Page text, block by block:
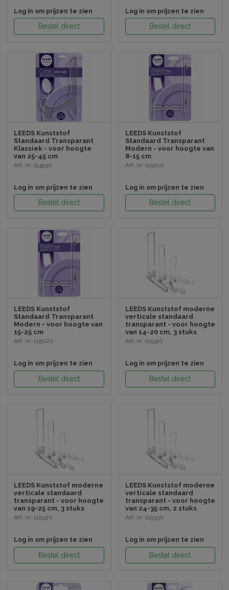
Log in om prijzen te zien
Bestel direct
Log in om prijzen te zien
Bestel direct
LEEDS Kunststof
Standaard Transparant
Klassiek - voor hoogte
van 25-45 cm
Art. nr: 114530
Log in om prijzen te zien
Bestel direct
LEEDS Kunststof
Standaard Transparant
Modern - voor hoogte van
8-15 cm
Art. nr: 115010
Log in om prijzen te zien
Bestel direct
LEEDS Kunststof
Standaard Transparant
Modern - voor hoogte van
15-25 cm
Art. nr: 115020
Log in om prijzen te zien
Bestel direct
LEEDS Kunststof moderne
verticale standaard
transparant - voor hoogte
van 14-20 cm, 3 stuks
Art. nr: 115310
Log in om prijzen te zien
Bestel direct
LEEDS Kunststof moderne
verticale standaard
transparant - voor hoogte
van 19-25 cm, 3 stuks
Art. nr: 115320
Log in om prijzen te zien
Bestel direct
LEEDS Kunststof moderne
verticale standaard
transparant - voor hoogte
van 24-35 cm, 2 stuks
Art. nr: 115330
Log in om prijzen te zien
Bestel direct